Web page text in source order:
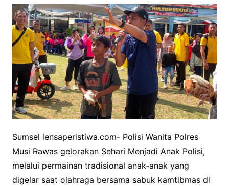
Sumsel lensaperistiwa.com- Polisi Wanita Polres
Musi Rawas gelorakan Sehari Menjadi Anak Polisi,
melalui permainan tradisional anak-anak yang
digelar saat olahraga bersama sabuk kamtibmas di